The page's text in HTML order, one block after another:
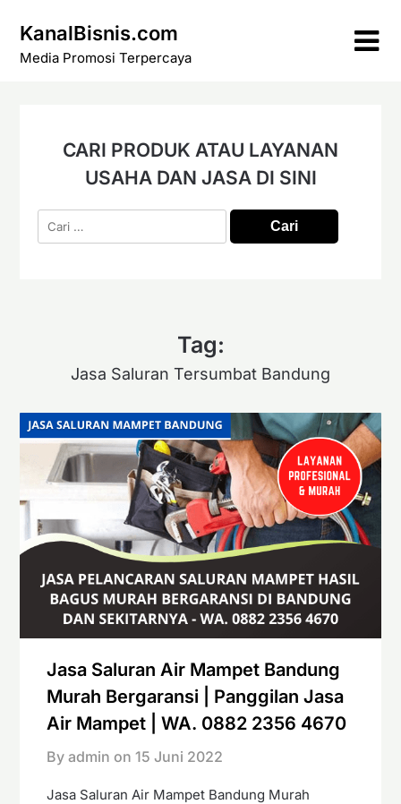
content
KanalBisnis.com
Media Promosi Terpercaya
CARI PRODUK ATAU LAYANAN
USAHA DAN JASA DI SINI
Cari
untuk:
Tag:
Jasa Saluran Tersumbat Bandung
Jasa Saluran Air Mampet Bandung
Murah Bergaransi | Panggilan Jasa
Air Mampet | WA. 0882 2356 4670
By admin on 15 Juni 2022
Jasa Saluran Air Mampet Bandung Murah